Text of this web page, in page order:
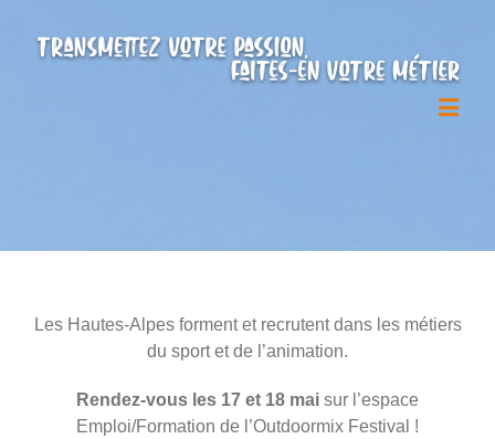
Les Hautes-Alpes forment et recrutent dans les métiers
du sport et de l’animation.
Rendez-vous les 17 et 18 mai sur l’espace
Emploi/Formation de l’Outdoormix Festival !